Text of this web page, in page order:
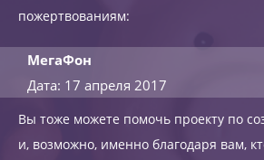
пожертвованиям:
МегаФон
Дата: 17 апреля 2017
Вы тоже можете помочь проекту по
и, возможно, именно благодаря вам,